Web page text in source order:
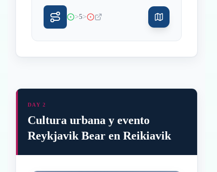
>5>
DAY 2
Cultura urbana y evento
Reykjavik Bear en Reikiavik